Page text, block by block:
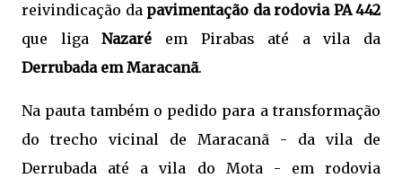
reivindicação da pavimentação da rodovia PA 442
que ligaNazaré em Pirabas até a vila da
Derrubada em Maracanã.
Na pauta também o pedido para a transformação
do trecho vicinal de Maracanã - da vila de
Derrubada até a vila do Mota - em rodovia